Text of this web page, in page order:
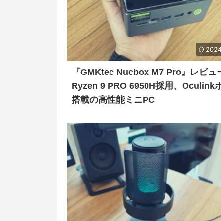
『GMKtec Nucbox M7 Pro』レビュ
Ryzen 9 PRO 6950H採用、Oculink
搭載の高性能ミニPC